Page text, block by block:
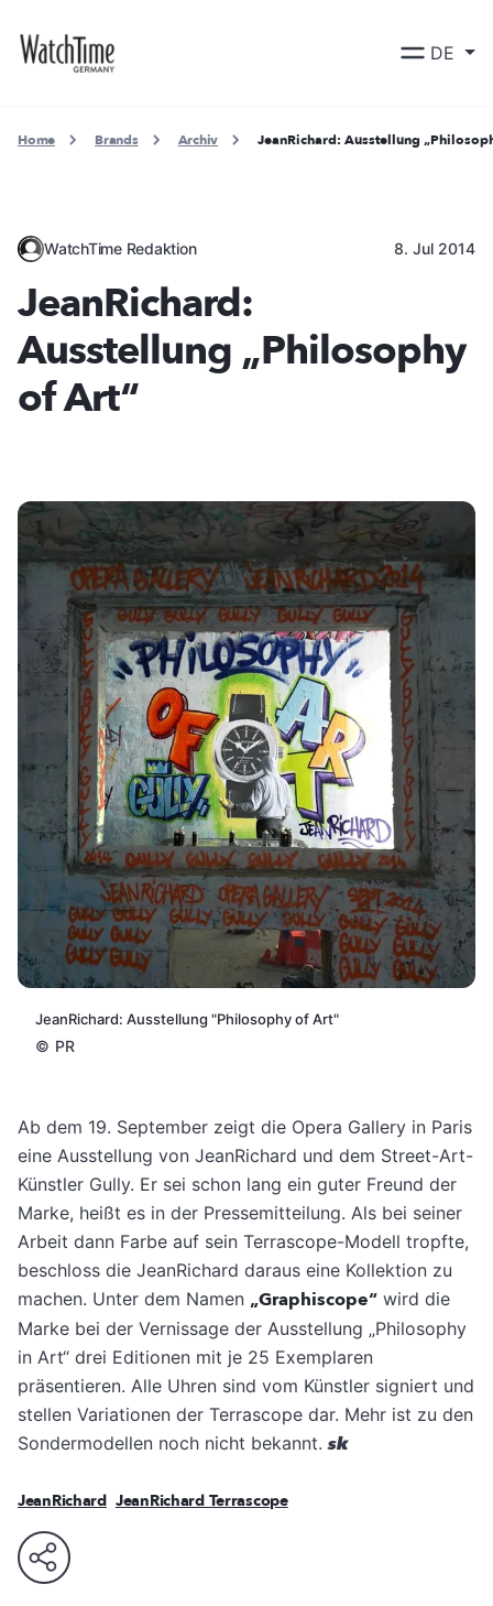
DE
Home Brands Archiv JeanRichard: Ausstellung
WatchTime Redaktion 8. Jul 2014
JeanRichard:
Ausstellung „Philosophy
of Art“
JeanRichard: Ausstellung "Philosophy of Art"
© PR
Ab dem 19. September zeigt die Opera Gallery in Paris
eine Ausstellung von JeanRichard und dem Street-Art-
Künstler Gully. Er sei schon lang ein guter Freund der
Marke, heißt es in der Pressemitteilung. Als bei seiner
Arbeit dann Farbe auf sein Terrascope-Modell tropfte,
beschloss die JeanRichard daraus eine Kollektion zu
machen. Unter dem Namen „Graphiscope“ wird die
Marke bei der Vernissage der Ausstellung „Philosophy
in Art“ drei Editionen mit je 25 Exemplaren
präsentieren. Alle Uhren sind vom Künstler signiert und
stellen Variationen der Terrascope dar. Mehr ist zu den
Sondermodellen noch nicht bekannt.sk
JeanRichard JeanRichard Terrascope